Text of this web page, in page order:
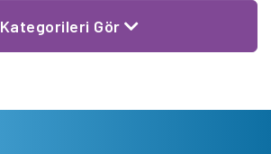
Kategorileri Gör